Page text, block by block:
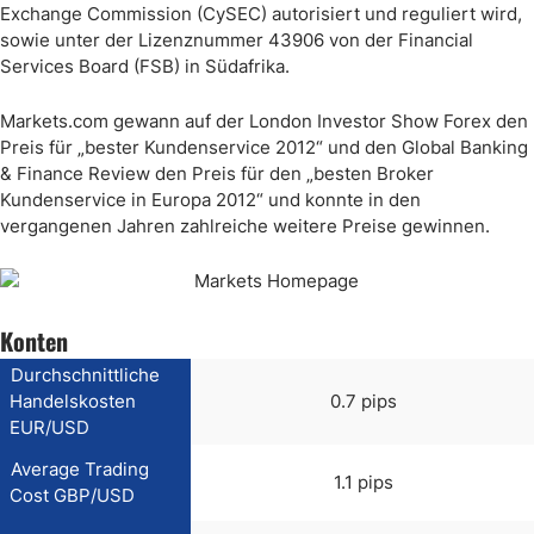
Exchange Commission (CySEC) autorisiert und reguliert wird,
sowie unter der Lizenznummer 43906 von der Financial
Services Board (FSB) in Südafrika.
Markets.com gewann auf der London Investor Show Forex den
Preis für „bester Kundenservice 2012“ und den Global Banking
& Finance Review den Preis für den „besten Broker
Kundenservice in Europa 2012“ und konnte in den
vergangenen Jahren zahlreiche weitere Preise gewinnen.
Konten
Durchschnittliche
Handelskosten
EUR/USD
0.7 pips
Average Trading
Cost GBP/USD
1.1 pips